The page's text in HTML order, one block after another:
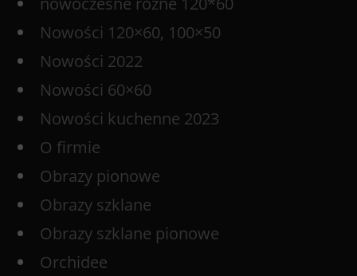
Nowości 120×60, 100×50
Nowości 2022
Nowości 60×60
Nowości kuchenne 2023
O firmie
Obrazy pionowe
Obrazy szklane
Obrazy szklane pionowe
Orchidee